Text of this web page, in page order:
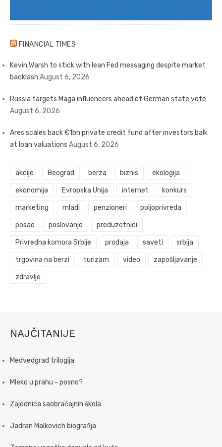
FINANCIAL TIMES
Kevin Warsh to stick with lean Fed messaging despite market
backlash August 6, 2026
Russia targets Maga influencers ahead of German state vote
August 6, 2026
Ares scales back €1bn private credit fund after investors balk
at loan valuations August 6, 2026
akcije Beograd berza biznis ekologija
ekonomija Evropska Unija internet konkurs
marketing mladi penzioneri poljoprivreda
posao poslovanje preduzetnici
Privredna komora Srbije prodaja saveti srbija
trgovina na berzi turizam video zapošljavanje
zdravlje
NAJČITANIJE
Medvedgrad trilogija
Mleko u prahu - posno?
Zajednica saobraćajnih škola
Jadran Malkovich biografija